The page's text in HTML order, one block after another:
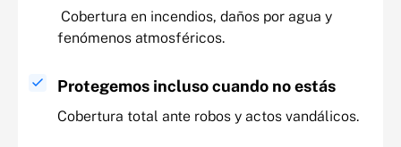
Cobertura en incendios, daños por agua y
fenómenos atmosféricos.
Protegemos incluso cuando no estás
Cobertura total ante robos y actos vandálicos.